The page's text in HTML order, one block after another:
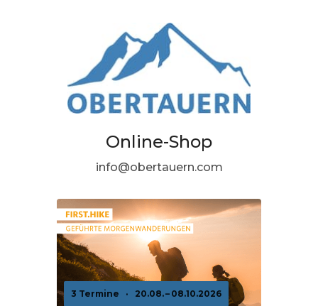
Online-Shop
info@obertauern.com
3 Termine · 20.08. – 08.10.2026